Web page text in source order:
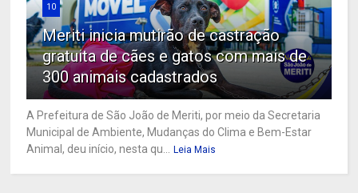
10
Meriti inicia mutirão de castração
gratuita de cães e gatos com mais de
300 animais cadastrados
A Prefeitura de São João de Meriti, por meio da Secretaria
Municipal de Ambiente, Mudanças do Clima e Bem-Estar
Animal, deu início, nesta qu...
Leia Mais